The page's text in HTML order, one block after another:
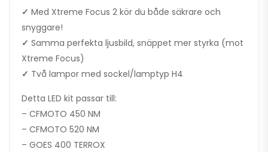
✓ Med Xtreme Focus 2 kör du både säkrare och
snyggare!
✓ Samma perfekta ljusbild, snäppet mer styrka (mot
Xtreme Focus)
✓ Två lampor med sockel/lamptyp H4
Detta LED kit passar till:
– CFMOTO 450 NM
– CFMOTO 520 NM
– GOES 400 TERROX